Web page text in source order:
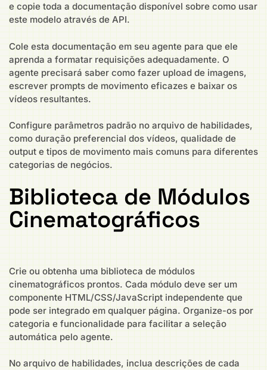
e copie toda a documentação disponível sobre como usar
este modelo através de API.
Cole esta documentação em seu agente para que ele
aprenda a formatar requisições adequadamente. O
agente precisará saber como fazer upload de imagens,
escrever prompts de movimento eficazes e baixar os
vídeos resultantes.
Configure parâmetros padrão no arquivo de habilidades,
como duração preferencial dos vídeos, qualidade de
output e tipos de movimento mais comuns para diferentes
categorias de negócios.
Biblioteca de Módulos
Cinematográficos
Crie ou obtenha uma biblioteca de módulos
cinematográficos prontos. Cada módulo deve ser um
componente HTML/CSS/JavaScript independente que
pode ser integrado em qualquer página. Organize-os por
categoria e funcionalidade para facilitar a seleção
automática pelo agente.
No arquivo de habilidades, inclua descrições de cada